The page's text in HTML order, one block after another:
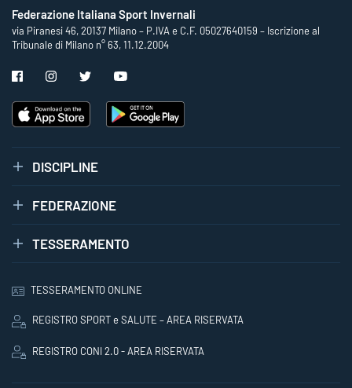
Federazione Italiana Sport Invernali
via Piranesi 46, 20137 Milano – P.IVA e C.F. 05027640159 – Iscrizione al
Tribunale di Milano n° 63, 11.12.2004
DISCIPLINE
FEDERAZIONE
TESSERAMENTO
TESSERAMENTO ONLINE
REGISTRO SPORT e SALUTE – AREA RISERVATA
REGISTRO CONI 2.0 - AREA RISERVATA